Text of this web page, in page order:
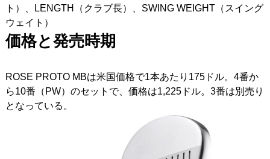
ト）、LENGTH（クラブ長）、SWING WEIGHT（スイング
ウェイト）
価格と発売時期
ROSE PROTO MBは米国価格で1本あたり175ドル。4番か
ら10番（PW）のセットで、価格は1,225ドル。3番は別売り
となっている。